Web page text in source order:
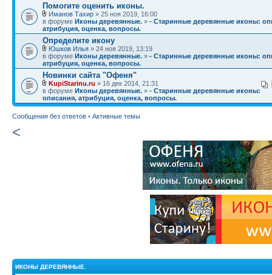
Помогите оценить иконы.
Иманов Тахир » 25 ноя 2019, 16:00
в форуме Иконы деревянные. » - Старинные деревянные иконы:
атрибуция, оценка, вопросы.
Определите икону
Юшков Илья » 24 ноя 2019, 13:19
в форуме Иконы деревянные. » - Старинные деревянные иконы:
атрибуция, оценка, вопросы.
Новинки сайта "Офеня"
KupiStarinu.ru » 16 дек 2014, 21:31
в форуме Иконы деревянные. » - Старинные деревянные иконы:
описания, атрибуция, оценка, вопросы.
Сообщения без ответов • Активные темы
<
ИКОНЫ ДЕРЕВЯННЫЕ.